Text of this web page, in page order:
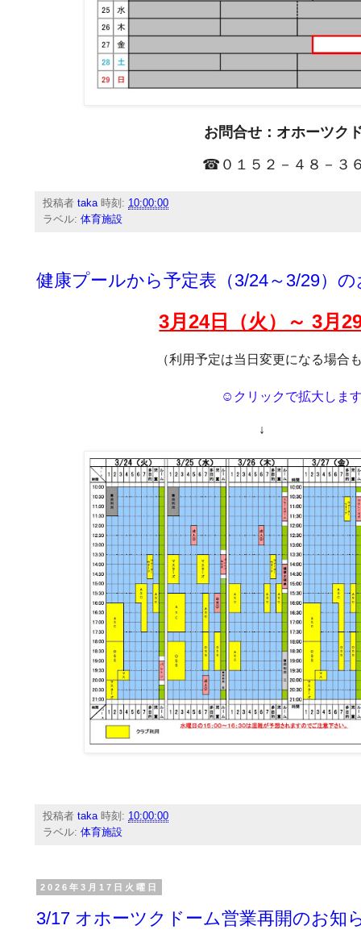
お問合せ：オホーツク
☎０１５２－４８－３
投稿者taka 時刻: 10:00:00
ラベル:体育施設
健康プールから予定表（3/24～3/29）
3月24日（火）～ 3月
（利用予定は当日変更になる場合
☺クリックで拡大しま
↓
投稿者taka 時刻: 10:00:00
ラベル:体育施設
2026年3月17日火曜日
3/17 オホーツクドーム営業再開のお知